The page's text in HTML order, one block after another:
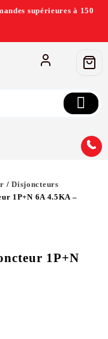
supérieures à 150
/Disjoncteurs
1P+N 6A 4.5KA –
1P+N